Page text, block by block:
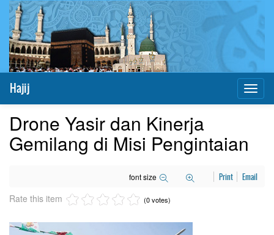
Hajij
Drone Yasir dan Kinerja
Gemilang di Misi Pengintaian
font size Print Email
Rate this item (0 votes)